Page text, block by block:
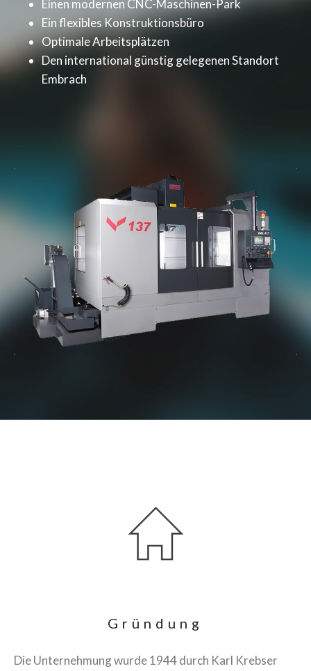
Einen modernen CNC-Maschinen-Park
Ein flexibles Konstruktionsbüro
Optimale Arbeitsplätzen
Den international günstig gelegenen Standort
Embrach
Gründung
Die Unternehmung wurde 1944 durch Karl Krebser